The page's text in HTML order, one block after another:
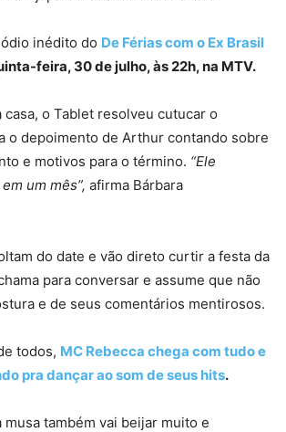
inédito do De Férias com o Ex Brasil
feira, 30 de julho, às 22h, na MTV.
casa, o Tablet resolveu cutucar o
o depoimento de Arthur contando sobre
e motivos para o término. “Ele
um mês”, afirma Bárbara
do date e vão direto curtir a festa da
para conversar e assume que não
e de seus comentários mentirosos.
todos, MC Rebecca chega com tudo e
pra dançar ao som de seus hits.
musa também vai beijar muito e